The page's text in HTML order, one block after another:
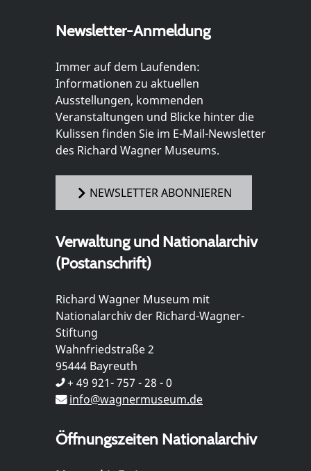
Newsletter-Anmeldung
Immer auf dem Laufenden:
Informationen zu aktuellen
Ausstellungen, kommenden
Veranstaltungen und Blicke hinter die
Kulissen finden Sie im E-Mail-Newsletter
des Richard Wagner Museums.
NEWSLETTER ABONNIEREN
Verwaltung und Nationalarchiv
(Postanschrift)
Richard Wagner Museum mit
Nationalarchiv der Richard-Wagner-
Stiftung
Wahnfriedstraße 2
95444 Bayreuth
+ 49 921- 757 - 28 - 0
info@wagnermuseum.de
Öffnungszeiten Nationalarchiv